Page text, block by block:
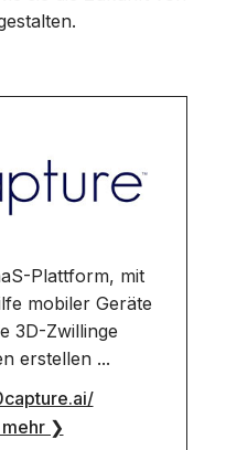
Plattform, mit
mobiler Geräte
3D-Zwillinge
erstellen ...
❯